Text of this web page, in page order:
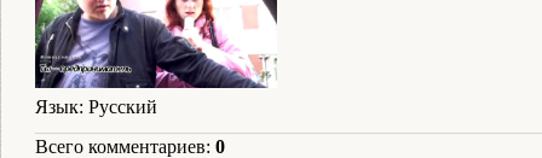
Язык: Русский
Всего комментариев: 0